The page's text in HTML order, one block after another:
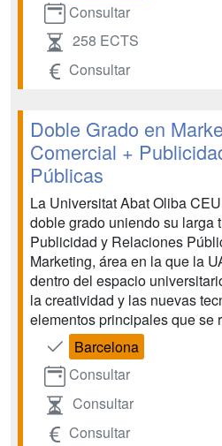
Consultar
258 ECTS
Consultar
Doble Grado en
Comercial +
Públicas
La Universitat Abat Oliba
doble grado uniendo su larga
Publicidad y Relaciones
Marketing, área en la que la
dentro del espacio
la creatividad y las nuevas
elementos principales que se
Barcelona
Consultar
Consultar
Consultar